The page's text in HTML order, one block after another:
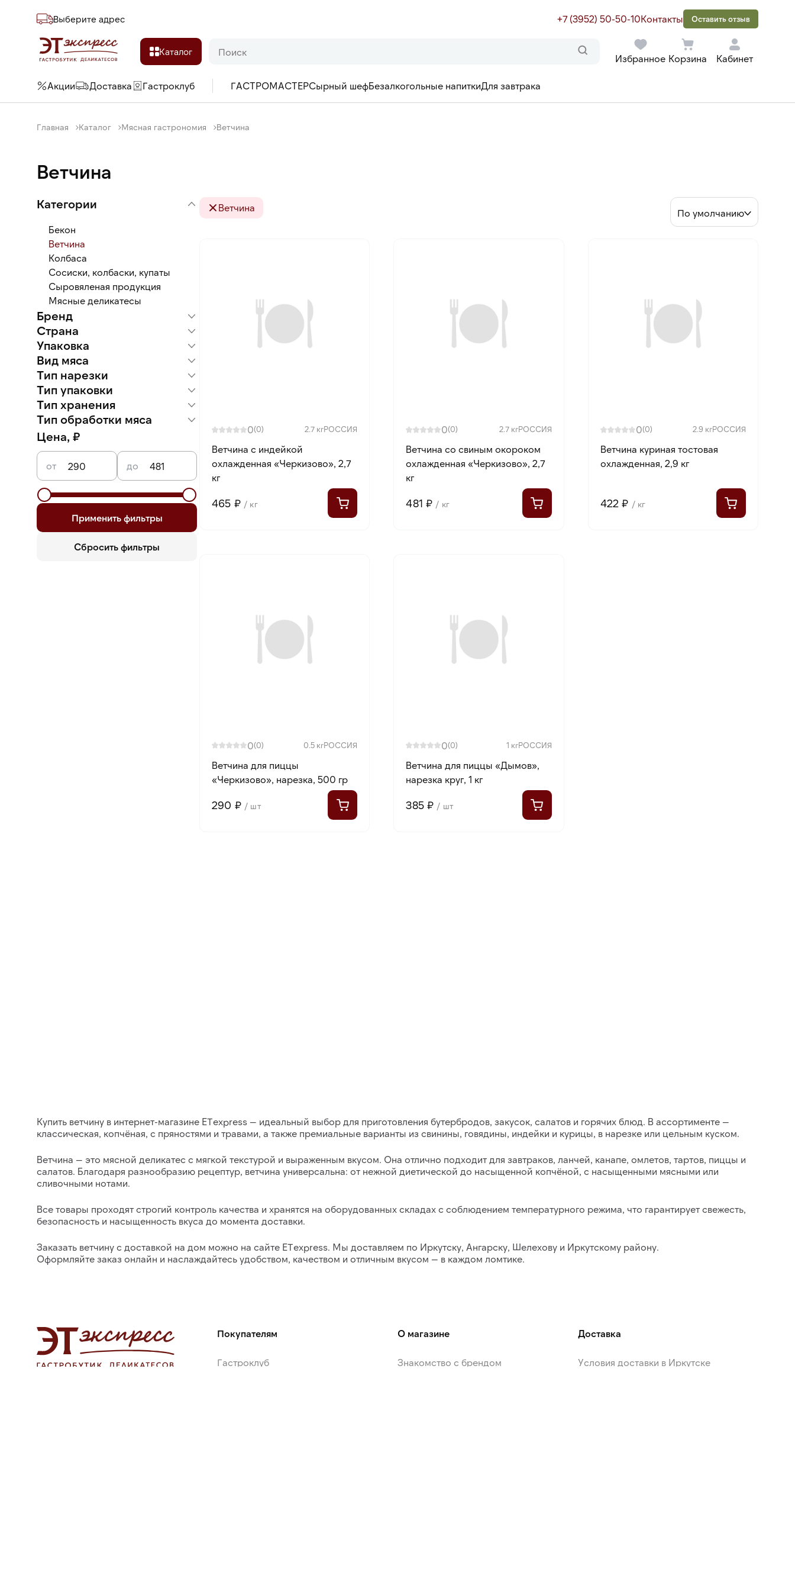
Выберите адреc +7 (3952) 50-50-10Контакты Оставить отзыв
Каталог
Избранное Корзина Кабинет
Акции Доставка Гастроклуб ГАСТРОМАСТЕРСырный шефБезалкогольные напиткиДля завтрака
Главная Каталог Мясная гастрономия Ветчина
Ветчина
Категории
Бекон
Ветчина
Колбаса
Сосиски, колбаски, купаты
Сыровяленая продукция
Мясные деликатесы
Бренд
Черкизово
Дымов
Страна
Россия
Упаковка
Вакуумная упаковка
Оболочка амифлекс
Вид мяса
Индейка
Курица
Свинина
Тип нарезки
Батон
Нарезка
Тип упаковки
Розничная упаковка
Тип хранения
Замороженный
Охлажденный
Тип обработки мяса
Вареное
Цена, ₽
от до
Применить фильтры
Сбросить фильтры
Ветчина По умолчанию
0(0) 2.7 кгРОССИЯ
Ветчина с индейкой
охлажденная «Черкизово», 2,7
кг
465 ₽ / кг
0(0) 2.7 кгРОССИЯ
Ветчина со свиным окороком
охлажденная «Черкизово», 2,7
кг
481 ₽ / кг
0(0) 2.9 кгРОССИЯ
Ветчина куриная тостовая
охлажденная, 2,9 кг
422 ₽ / кг
0(0) 0.5 кгРОССИЯ
Ветчина для пиццы
«Черкизово», нарезка, 500 гр
290 ₽ / шт
0(0) 1 кгРОССИЯ
Ветчина для пиццы «Дымов»,
нарезка круг, 1 кг
385 ₽ / шт
Купить ветчину в интернет-магазине ETexpress — идеальный выбор для приготовления бутербродов, закусок, салатов и горячих блюд. В ассортименте —
классическая, копчёная, с пряностями и травами, а также премиальные варианты из свинины, говядины, индейки и курицы , в нарезке или цельным куском.
Ветчина — это мясной деликатес с мягкой текстурой и выраженным вкусом. Она отлично подходит для завтраков, ланчей, канапе, омлетов, тартов, пиццы и
салатов. Благодаря разнообразию рецептур, ветчина универсальна: от нежной диетической до насыщенной копчёной, с насыщенными мясными или
сливочными нотами.
Все товары проходят строгий контроль качества и хранятся на оборудованных складах с соблюдением температурного режима , что гарантирует свежесть,
безопасность и насыщенность вкуса до момента доставки.
Заказать ветчину с доставкой на дом можно на сайте ETexpress. Мы доставляем по Иркутску, Ангарску, Шелехову и Иркутскому району.
Оформляйте заказ онлайн и наслаждайтесь удобством, качеством и отличным вкусом — в каждом ломтике.
Покупателям
Гастроклуб
О магазине
Знакомство с брендом
Доставка
Условия доставки в Иркутске